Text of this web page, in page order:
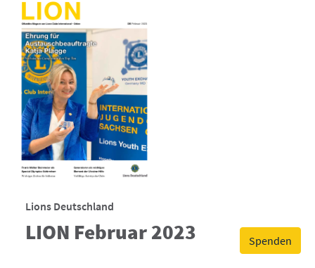
Spenden
Lions Deutschland
LION Februar 2023